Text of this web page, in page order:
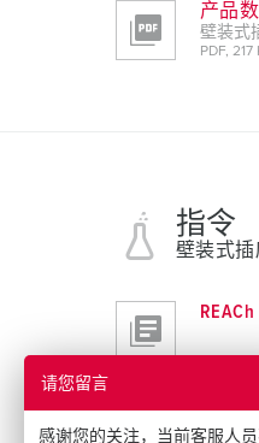
产品
壁装式
PDF, 217
指令
壁装式插
REACh
请您留言
感谢您的关注，当前客服人